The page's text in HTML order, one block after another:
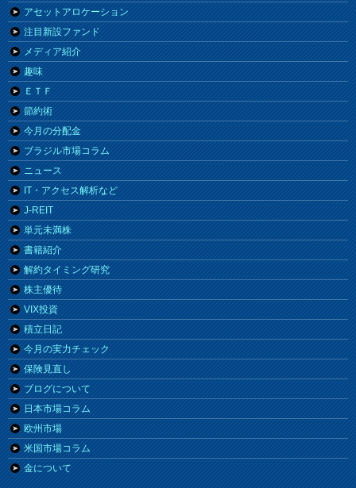
アセットアロケーション
注目新設ファンド
メディア紹介
趣味
ＥＴＦ
節約術
今月の分配金
ブラジル市場コラム
ニュース
IT・アクセス解析など
J-REIT
単元未満株
書籍紹介
解約タイミング研究
株主優待
VIX投資
積立日記
今月の実力チェック
保険見直し
ブログについて
日本市場コラム
欧州市場
米国市場コラム
金について